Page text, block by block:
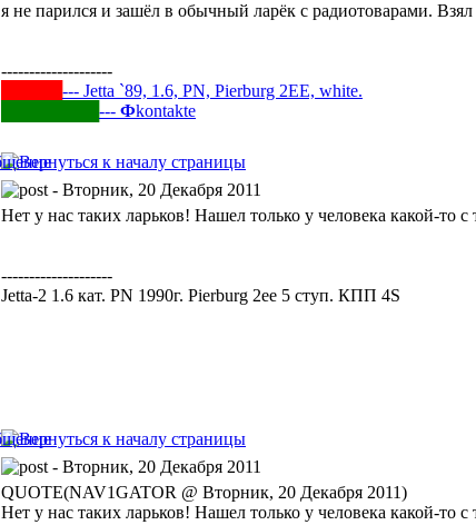
я не парился и зашёл в обычный ларёк с радиотоварами.
--------------------
--- Jetta `89, 1.6, PN, Pierburg 2EE, white.
--- Фkontakte
- Вторник, 20 Декабря 2011
Нет у нас таких ларьков! Нашел только у человека какой-то
--------------------
Jetta-2 1.6 кат. PN 1990г. Pierburg 2ee 5 ступ. КПП 4S
- Вторник, 20 Декабря 2011
QUOTE(NAV1GATOR @ Вторник, 20 Декабря 2011)
Нет у нас таких ларьков! Нашел только у человека какой-то